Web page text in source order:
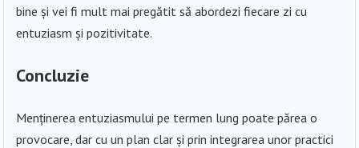
bine și vei fi mult mai pregătit să abordezi fiecare zi cu
entuziasm și pozitivitate.
Concluzie
Menținerea entuziasmului pe termen lung poate părea o
provocare, dar cu un plan clar și prin integrarea unor practici